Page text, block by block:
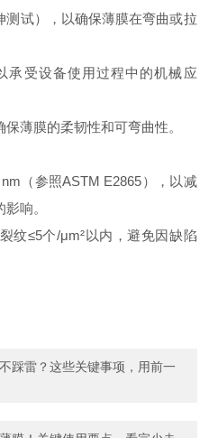
试），以确保薄膜在弯曲或拉
受设备使用过程中的机械应
薄膜的柔韧性和可弯曲性。
（参照ASTM E2865），以减
响。
≤5个/μm²以内，避免因缺陷
踩雷？这些关键事项，用前一